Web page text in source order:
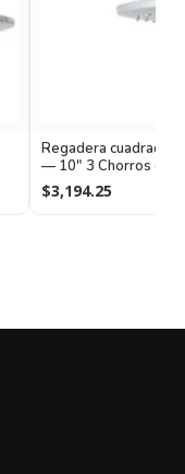
Regadera cuadrada
— 10" 3 Chorros con
$3,194.25